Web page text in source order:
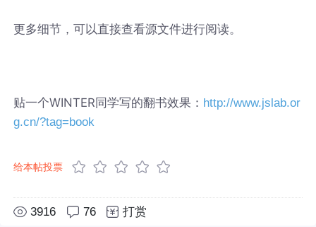
更多细节，可以直接查看源文件进行阅读。
贴一个WINTER同学写的翻书效果： http://www.jslab.or
g.cn/?tag=book
给本帖投票
3916 76 打赏